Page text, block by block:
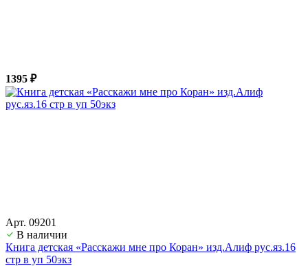
1395 ₽
Арт. 09201
В наличии
Книга детская «Расскажи мне про Коран» изд.Алиф рус.яз.16
стр в уп 50экз